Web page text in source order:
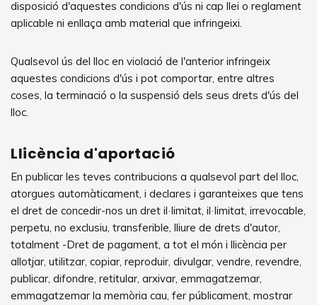
disposició d'aquestes condicions d'ús ni cap llei o reglament
aplicable ni enllaça amb material que infringeixi.
Qualsevol ús del lloc en violació de l'anterior infringeix
aquestes condicions d'ús i pot comportar, entre altres
coses, la terminació o la suspensió dels seus drets d'ús del
lloc.
Llicència d'aportació
En publicar les teves contribucions a qualsevol part del lloc,
atorgues automàticament, i declares i garanteixes que tens
el dret de concedir-nos un dret il·limitat, il·limitat, irrevocable,
perpetu, no exclusiu, transferible, lliure de drets d'autor,
totalment -Dret de pagament, a tot el món i llicència per
allotjar, utilitzar, copiar, reproduir, divulgar, vendre, revendre,
publicar, difondre, retitular, arxivar, emmagatzemar,
emmagatzemar la memòria cau, fer públicament, mostrar